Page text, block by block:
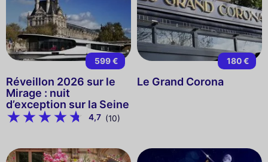
599 €
Réveillon 2026 sur le
Mirage : nuit
d’exception sur la Seine
4,7 (10)
180 €
Le Grand Corona